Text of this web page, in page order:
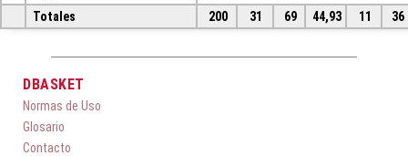
Totales
200 31 69 44,93 11 36
DBASKET
Normas de Uso
Glosario
Contacto